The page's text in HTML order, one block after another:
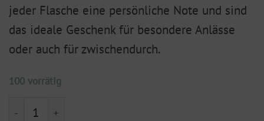
jeder Flasche eine persönliche Note und sind
das ideale Geschenk für besondere Anlässe
oder auch für zwischendurch.
100 vorrätig
Flaschenetikett "Make your wish come true" Menge